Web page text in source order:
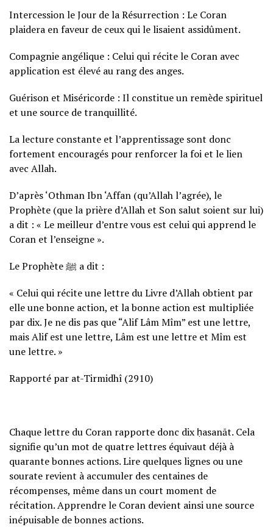
Intercession le Jour de la Résurrection : Le Coran
plaidera en faveur de ceux qui le lisaient assidûment.
Compagnie angélique : Celui qui récite le Coran avec
application est élevé au rang des anges.
Guérison et Miséricorde : Il constitue un remède spirituel
et une source de tranquillité.
La lecture constante et l’apprentissage sont donc
fortement encouragés pour renforcer la foi et le lien
avec Allah.
D’après ‘Othman Ibn ‘Affan (qu’Allah l’agrée), le
Prophète (que la prière d’Allah et Son salut soient sur lui)
a dit : « Le meilleur d’entre vous est celui qui apprend le
Coran et l’enseigne ».
Le Prophète ﷺ a dit :
« Celui qui récite une lettre du Livre d’Allah obtient par
elle une bonne action, et la bonne action est multipliée
par dix. Je ne dis pas que “Alif Lâm Mîm” est une lettre,
mais Alif est une lettre, Lâm est une lettre et Mîm est
une lettre. »
Rapporté par at-Tirmidhî (2910)
Chaque lettre du Coran rapporte donc dix ḥasanāt. Cela
signifie qu’un mot de quatre lettres équivaut déjà à
quarante bonnes actions. Lire quelques lignes ou une
sourate revient à accumuler des centaines de
récompenses, même dans un court moment de
récitation. Apprendre le Coran devient ainsi une source
inépuisable de bonnes actions.